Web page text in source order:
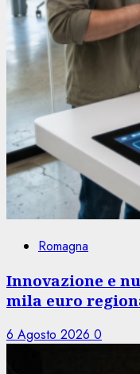
Romagna
Innovazione e
mila euro
6 Agosto 2026 0